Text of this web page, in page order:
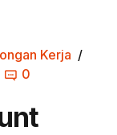
Kerja
0